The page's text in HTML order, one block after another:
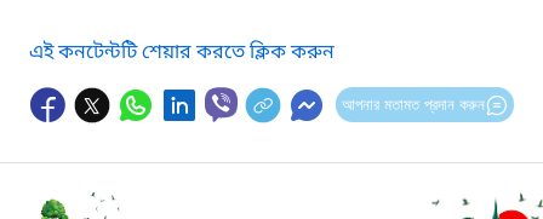
এই কনটেন্টটি শেয়ার করতে ক্লিক করুন
আপনার মতামত প্রদান করুন